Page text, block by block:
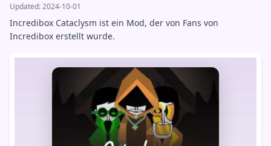
Updated:2024-10-01
Incredibox Cataclysm ist ein Mod, der von Fans von
Incredibox erstellt wurde.